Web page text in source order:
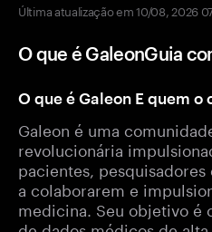
Última atualização em 10/08, 2026
O que é GaleonGuia
O que é Galeon E quem o
Galeon é uma
revolucionária
pacientes,
a colaborarem e
medicina. Seu objetivo é